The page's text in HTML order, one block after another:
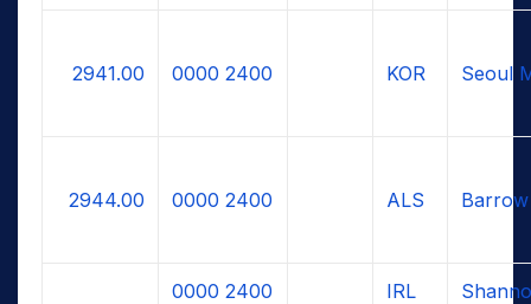
2941.00 0000 2400 KOR Seoul
2944.00 0000 2400 ALS
0000 2400 IRL